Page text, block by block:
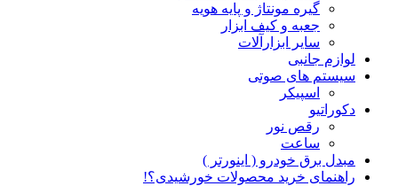
گیره مونتاژ و پایه هویه
جعبه و کیف ابزار
سایر ابزارآلات
لوازم جانبی
سیستم های صوتی
اسپیکر
دکوراتیو
رقص نور
ساعت
مبدل برق خودرو ( اینورتر )
راهنمای خرید محصولات خورشیدی؟!